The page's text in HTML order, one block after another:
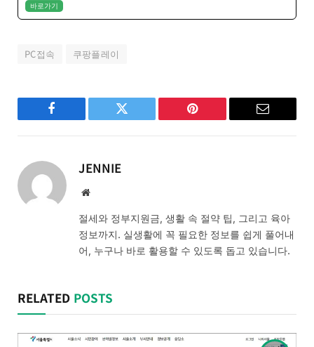
바로가기
PC접속 쿠팡플레이
Facebook Twitter Pinterest Email
JENNIE
Website
절세와 정부지원금, 생활 속 절약 팁, 그리고 육아
정보까지. 실생활에 꼭 필요한 정보를 쉽게 풀어내
어, 누구나 바로 활용할 수 있도록 돕고 있습니다.
RELATED POSTS